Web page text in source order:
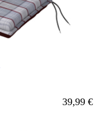
Ab
39,99 €